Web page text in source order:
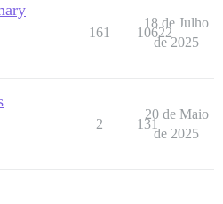
161 10622
18 de Julho
de 2025
2 131
20 de Maio
de 2025